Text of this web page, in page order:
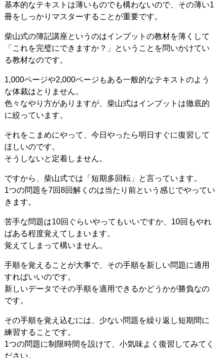
基本的なテキストは薄いものでも構わないので、その薄い1
冊をしっかりマスターすることが重要です。
柴山式の簿記講座というのはインプットの教材を薄くして
「これを完璧にできますか？」ということを問いかけてい
る教材なのです。
1,000ページや2,000ページもある一般的なテキストのよう
な体裁はとりません。
色々なやり方がありますが、柴山式はインプットは徹底的
に絞っています。
それをこまめにやって、今日やったら明日すぐに復習して
ほしいのです。
そうしないと定着しません。
ですから、柴山式では「短期多回転」と言っています。
1つの問題を7回8回解くのは当たり前という感じでやってい
きます。
苦手な問題は10回ぐらいやってもいいですか、10回もやれ
ばある程度覚えてしまいます。
覚えてしまって構いません。
手順を覚えることが大事で、その手順を新しい問題に適用
すればいいのです。
新しいデータでその手順を適用できるかどうかが勝負なの
です。
その手順を覚え込むには、少ない問題を繰り返し短期間に
練習することです。
1つの問題に制限時間を設けて、小気味よく復習してみてく
ださい。